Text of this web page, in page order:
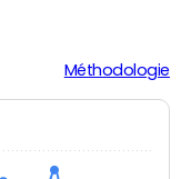
Méthodologie